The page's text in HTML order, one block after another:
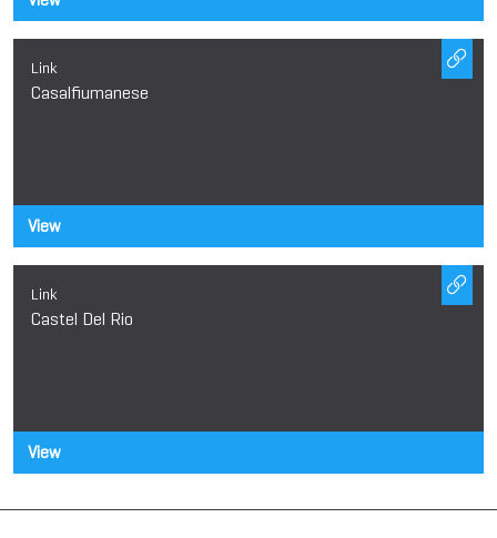
Link
Casalfiumanese
View
Link
Castel Del Rio
View